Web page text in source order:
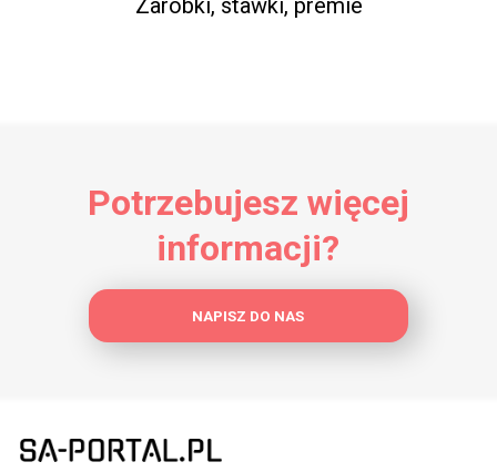
Zarobki, stawki, premie
Potrzebujesz więcej
informacji?
NAPISZ DO NAS